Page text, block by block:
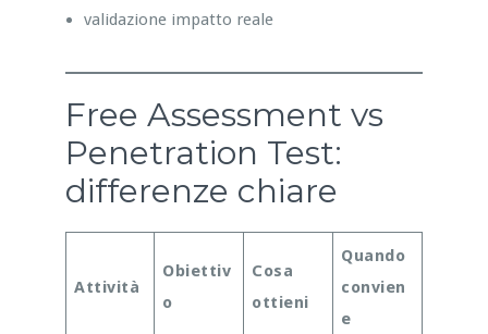
validazione impatto reale
Free Assessment vs
Penetration Test:
differenze chiare
Attività
Obiettiv
o
Cosa
ottieni
Quando
convien
e